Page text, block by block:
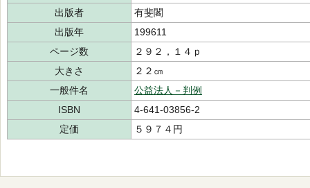
出版者
有斐閣
出版年
199611
ページ数
２９２，１４ｐ
大きさ
２２㎝
一般件名
公益法人－判例
ISBN
4-641-03856-2
定価
５９７４円